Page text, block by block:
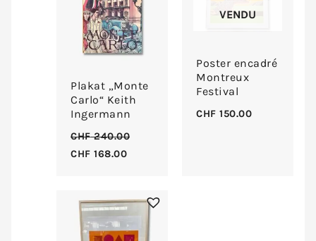
Plakat „Monte
Carlo“ Keith
Ingermann
CHF240.00
CHF 168.00
VENDU
Poster encadré
Montreux
Festival
CHF 150.00